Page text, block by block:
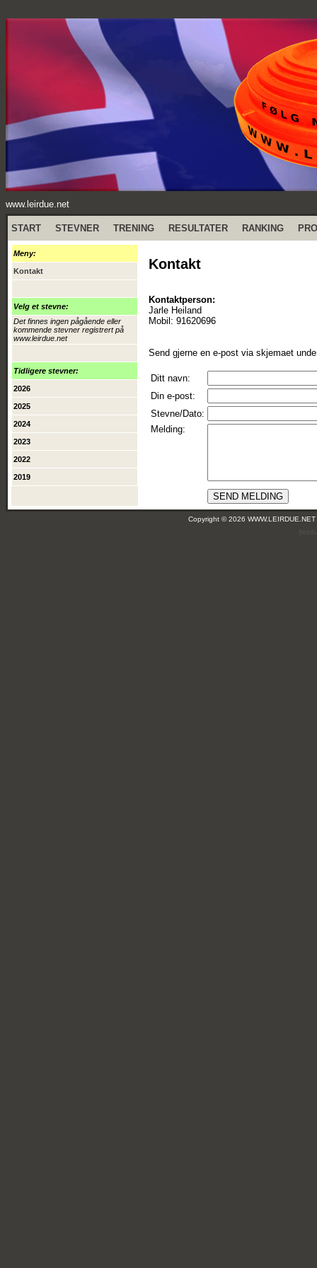
www.leirdue.net
START STEVNER TRENING RESULTATER RANKING
Meny:
Kontakt
Velg et stevne:
Det finnes ingen pågående eller
kommende stevner registrert på
www.leirdue.net
Tidligere stevner:
2026
2025
2024
2023
2022
2019
Kontakt
Kontaktperson:
Jarle Heiland
Mobil: 91620696
Send gjerne en e-post via skjemaet
Ditt navn:
Din e-post:
Stevne/Dato:
Melding:
Copyright © 2026